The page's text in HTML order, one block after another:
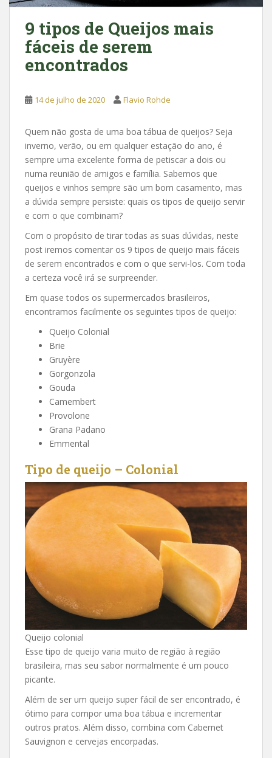
9 tipos de Queijos mais
fáceis de serem
encontrados
14 de julho de 2020 Flavio Rohde
Quem não gosta de uma boa tábua de queijos? Seja
inverno, verão, ou em qualquer estação do ano, é
sempre uma excelente forma de petiscar a dois ou
numa reunião de amigos e família. Sabemos que
queijos e vinhos sempre são um bom casamento, mas
a dúvida sempre persiste: quais os tipos de queijo servir
e com o que combinam?
Com o propósito de tirar todas as suas dúvidas, neste
post iremos comentar os 9 tipos de queijo mais fáceis
de serem encontrados e com o que servi-los. Com toda
a certeza você irá se surpreender.
Em quase todos os supermercados brasileiros,
encontramos facilmente os seguintes tipos de queijo:
Queijo Colonial
Brie
Gruyère
Gorgonzola
Gouda
Camembert
Provolone
Grana Padano
Emmental
Tipo de queijo – Colonial
Queijo colonial
Esse tipo de queijo varia muito de região à região
brasileira, mas seu sabor normalmente é um pouco
picante.
Além de ser um queijo super fácil de ser encontrado, é
ótimo para compor uma boa tábua e incrementar
outros pratos. Além disso, combina com Cabernet
Sauvignon e cervejas encorpadas.